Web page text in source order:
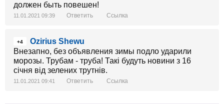
должен быть повешен!
11.01.2021 09:39 Ответить Ссылка
+4
Ozirius Shewu
Внезапно, без объявления зимы подло ударили
морозы. Трубам - труба! Такі будуть новини з 16
січня від зелених трутнів.
11.01.2021 09:41 Ответить Ссылка